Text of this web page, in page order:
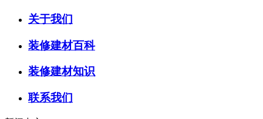
关于我们
装修建材百科
装修建材知识
联系我们